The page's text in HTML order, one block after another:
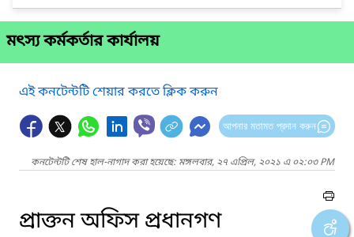
মৎস্য কর্মকর্তার কার্যালয়
এই কনটেন্টটি শেয়ার করতে ক্লিক করুন
আপনার মতামত প্রদান করুন
কনটেন্টটি শেষ হাল-নাগাদ করা হয়েছে: মঙ্গলবার, ২৭ এপ্রিল, ২০২১ এ ০২:০৩ PM
প্রাক্তন অফিস প্রধানগণ